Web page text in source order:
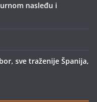
nasleđu i
sve traženije Španija,